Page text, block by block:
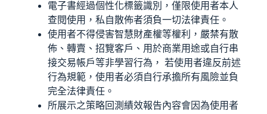
電子書經過個性化標籤識別，僅限使用者本人
查閱使用，私自散佈者須負一切法律責任。
使用者不得侵害智慧財產權等權利，嚴禁有散
佈、轉賣、招覽客戶、用於商業用途或自行串
接交易帳戶等非學習行為， 若使用者違反前述
行為規範，使用者必須自行承擔所有風險並負
完全法律責任。
所展示之策略回測績效報告內容會因為使用者